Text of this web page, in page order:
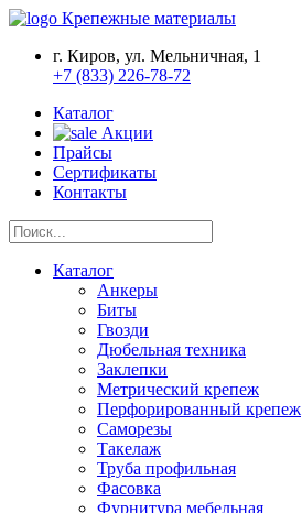
Крепежные материалы
г. Киров, ул. Мельничная, 1
+7 (833) 226-78-72
Каталог
Акции
Прайсы
Сертификаты
Контакты
Каталог
Анкеры
Биты
Гвозди
Дюбельная техника
Заклепки
Метрический крепеж
Перфорированный крепеж
Саморезы
Такелаж
Труба профильная
Фасовка
Фурнитура мебельная